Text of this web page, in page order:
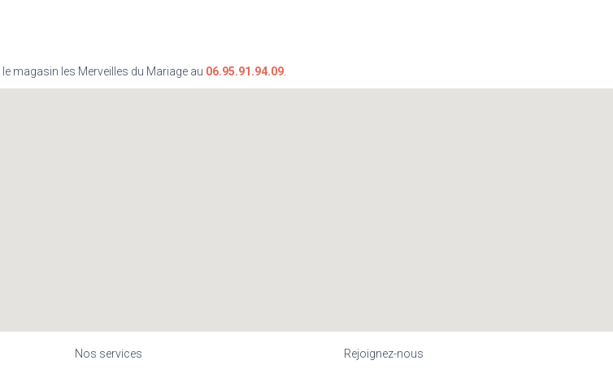
le magasin les Merveilles du Mariage au 06.95.91.94.09
Nos services Rejoignez-nous